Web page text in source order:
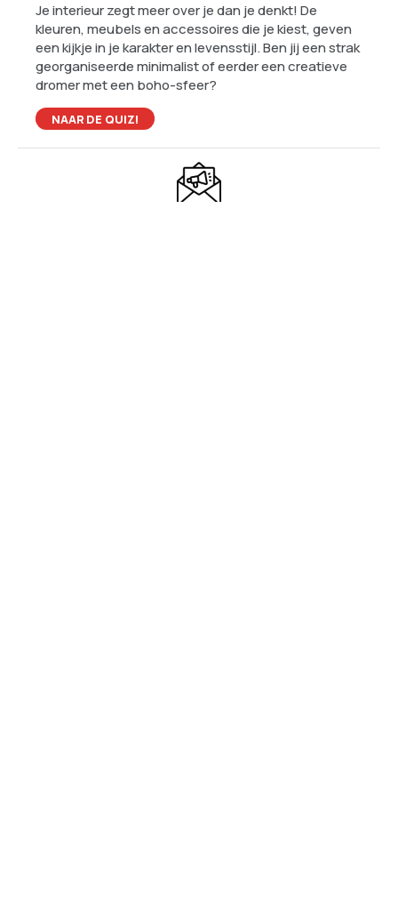
Je interieur zegt meer over je dan je denkt! De
kleuren, meubels en accessoires die je kiest, geven
een kijkje in je karakter en levensstijl. Ben jij een strak
georganiseerde minimalist of eerder een creatieve
dromer met een boho-sfeer?
NAAR DE QUIZ!